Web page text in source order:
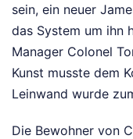
sein, ein neuer
das System um ihn
Manager Colonel
Kunst musste dem
Leinwand wurde
Die Bewohner von